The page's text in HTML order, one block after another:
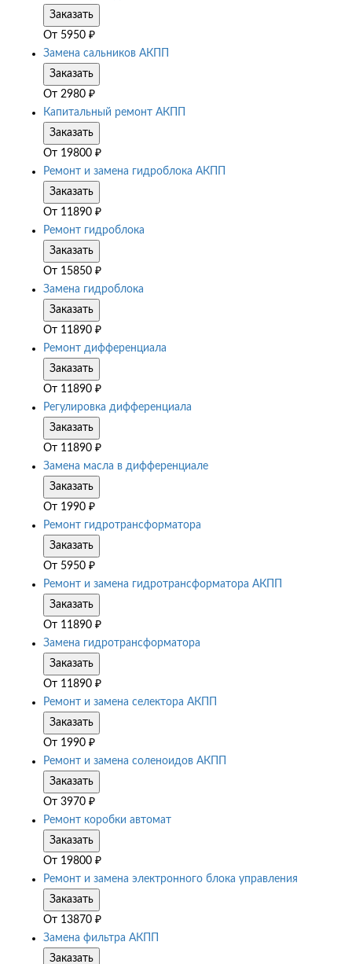
Заказать
От 5950 ₽
Замена сальников АКПП
Заказать
От 2980 ₽
Капитальный ремонт АКПП
Заказать
От 19800 ₽
Ремонт и замена гидроблока АКПП
Заказать
От 11890 ₽
Ремонт гидроблока
Заказать
От 15850 ₽
Замена гидроблока
Заказать
От 11890 ₽
Ремонт дифференциала
Заказать
От 11890 ₽
Регулировка дифференциала
Заказать
От 11890 ₽
Замена масла в дифференциале
Заказать
От 1990 ₽
Ремонт гидротрансформатора
Заказать
От 5950 ₽
Ремонт и замена гидротрансформатора АКПП
Заказать
От 11890 ₽
Замена гидротрансформатора
Заказать
От 11890 ₽
Ремонт и замена селектора АКПП
Заказать
От 1990 ₽
Ремонт и замена соленоидов АКПП
Заказать
От 3970 ₽
Ремонт коробки автомат
Заказать
От 19800 ₽
Ремонт и замена электронного блока управления
Заказать
От 13870 ₽
Замена фильтра АКПП
Заказать